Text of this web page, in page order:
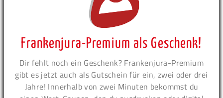
Frankenjura-Premium als Geschenk!
Dir fehlt noch ein Geschenk? Frankenjura-Premium
gibt es jetzt auch als Gutschein für ein, zwei oder drei
Jahre! Innerhalb von zwei Minuten bekommst du